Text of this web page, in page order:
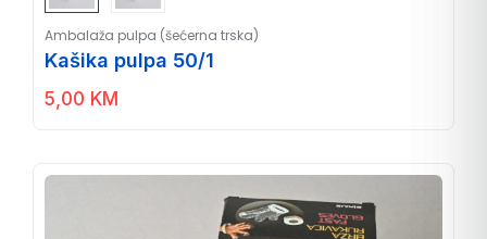
Ambalaža pulpa (šećerna trska)
Kašika pulpa 50/1
5,00 KM